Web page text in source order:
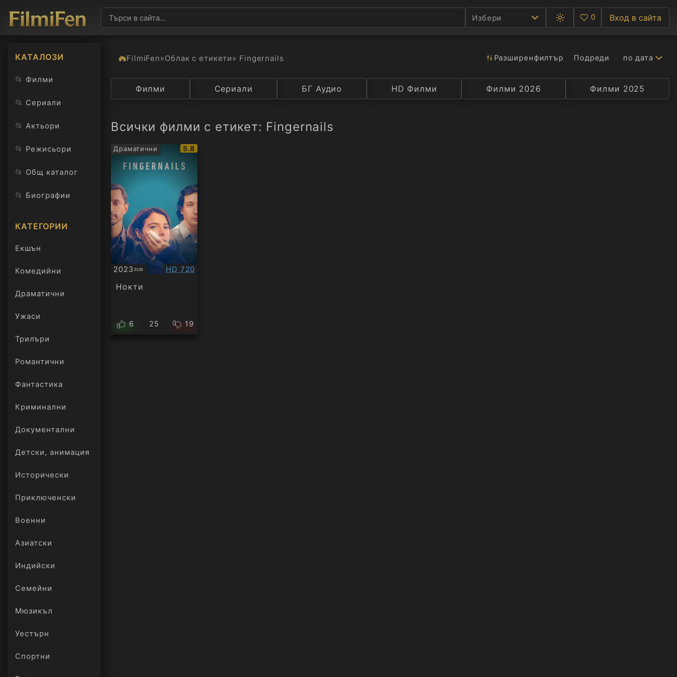
Избери
Превключване
между
светла
Любими
0 Вход в сайта
КАТАЛОЗИ
📂 Филми
📂 Сериали
📂 Актьори
📂 Режисьори
📂 Общ каталог
📂 Биографии
КАТЕГОРИИ
Екшън
Комедийни
Драматични
Ужаси
Трилъри
онлайн
Романтични
Фантастика
Криминални
Документални
Детски, анимация
Исторически
Приключенски
Военни
Азиатски
Индийски
Семейни
Мюзикъл
Уестърн
Спортни
FilmiFen»Облак с етикети» Fingernails Разширенфилтър Подреди по дата
Категория Държава Рейтинг Селекция Превод Актьор
Филми Сериали БГ Аудио HD Филми Филми 2026 Филми 2025
Всички филми с етикет: Fingernails
Драматични
IMDb
5.8
2023SUB
Субтитри Качество:
HD 720
Нокти
6 25 19